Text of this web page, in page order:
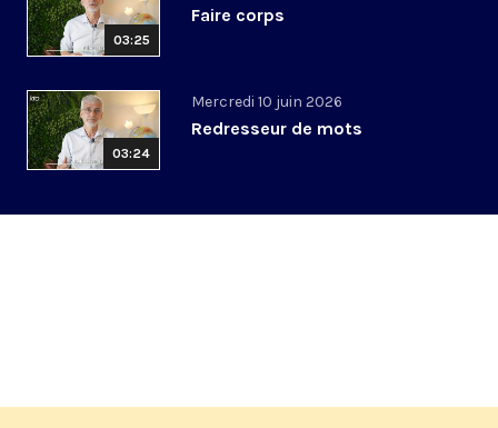
03:25
Faire corps
03:24
Mercredi 10 juin 2026
Redresseur de mots